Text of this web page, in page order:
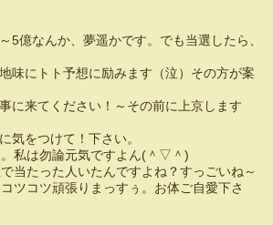
5億なんか、夢遥かです。でも当選したら、
味にトト予想に励みます（泣）その方が案
に来てください！～その前に上京します
気をつけて！下さい。
私は勿論元気ですよん(＾▽＾)
当たった人いたんですよね？すっごいね～
ツコツ頑張りまっすぅ。お体ご自愛下さ